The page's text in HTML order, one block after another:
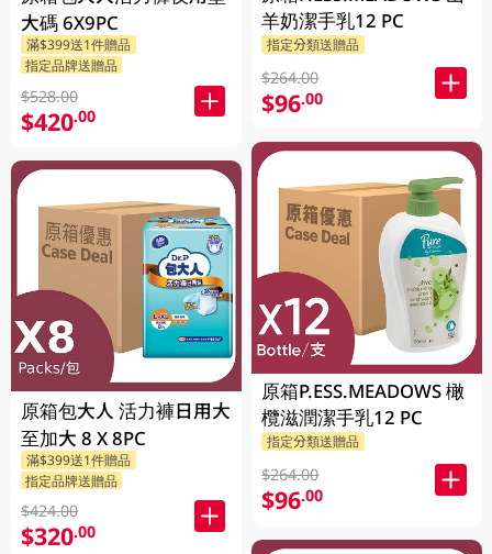
大碼 6X9PC
滿$399送1件贈品
指定品牌送贈品
$528.00
$420.00
原箱包大人 活力褲日用大
至加大 8 X 8PC
滿$399送1件贈品
指定品牌送贈品
$424.00
$320.00
羊奶潔手乳12 PC
指定分類送贈品
$264.00
$96.00
原箱P.ESS.MEADOWS 橄
欖滋潤潔手乳12 PC
指定分類送贈品
$264.00
$96.00